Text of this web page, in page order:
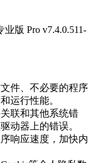
件、不必要的程序
运行性能。
联和其他系统错
动器上的错误。
响应速度，加快内